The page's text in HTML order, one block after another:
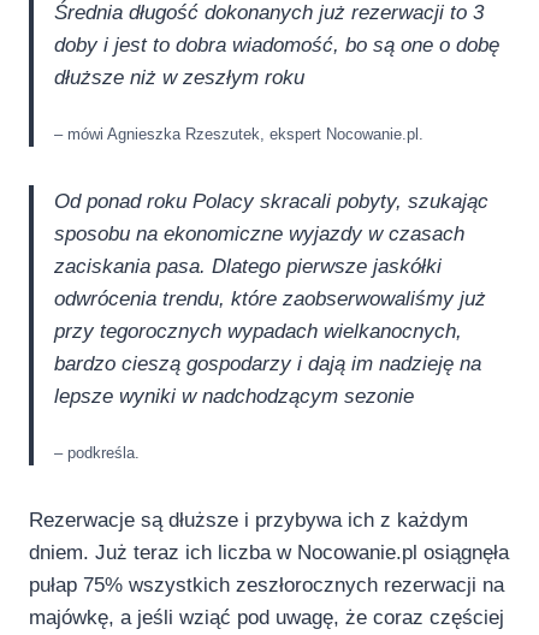
Średnia długość dokonanych już rezerwacji to 3
doby i jest to dobra wiadomość, bo są one o dobę
dłuższe niż w zeszłym roku
– mówi Agnieszka Rzeszutek, ekspert Nocowanie.pl.
Od ponad roku Polacy skracali pobyty, szukając
sposobu na ekonomiczne wyjazdy w czasach
zaciskania pasa. Dlatego pierwsze jaskółki
odwrócenia trendu, które zaobserwowaliśmy już
przy tegorocznych wypadach wielkanocnych,
bardzo cieszą gospodarzy i dają im nadzieję na
lepsze wyniki w nadchodzącym sezonie
– podkreśla.
Rezerwacje są dłuższe i przybywa ich z każdym
dniem. Już teraz ich liczba w Nocowanie.pl osiągnęła
pułap 75% wszystkich zeszłorocznych rezerwacji na
majówkę, a jeśli wziąć pod uwagę, że coraz częściej